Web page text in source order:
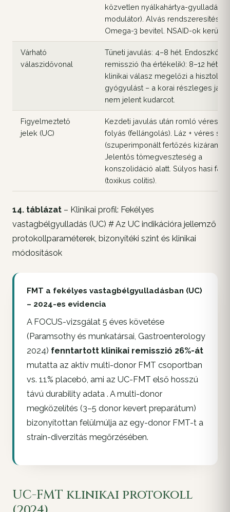
közvetlen nyálkahártya-gyulladás-
modulátor). Alvás rendszeresítése.
Omega-3 bevitel. NSAID-ok
Várható
válaszidővonal
Tüneti javulás: 4–8 hét.
remisszió (ha értékelik): 8–12 hét. A
klinikai válasz megelőzi a
gyógyulást – a korai részleges
nem jelent kudarcot.
Figyelmeztető
jelek (UC)
Kezdeti javulás után romló véres
folyás (fellángolás). Láz + véres
(szuperimponált fertőzés
Jelentős tömegveszteség a
konszolidáció alatt. Súlyos hasi
(toxikus colitis).
14. táblázat – Klinikai profil: Fekélyes
vastagbélgyulladás (UC) # Az UC indikációra jellemző
protokollparaméterek, bizonyítéki szint és klinikai
módosítások
FMT a fekélyes vastagbélgyulladásban (UC)
– 2024-es evidencia
A FOCUS-vizsgálat 5 éves követése
(Paramsothy és munkatársai, Gastroenterology
2024) fenntartott klinikai remisszió 26%-át
mutatta az aktív multi-donor FMT csoportban
vs. 11% placebó, ami az UC-FMT első hosszú
távú durability adata . A multi-donor
megközelítés (3–5 donor kevert preparátum)
bizonyítottan felülmúlja az egy-donor FMT-t a
strain-diverzitás megőrzésében.
UC-FMT klinikai protokoll